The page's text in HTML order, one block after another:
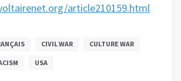
article210159.html
CIVIL WAR CULTURE WAR
USA